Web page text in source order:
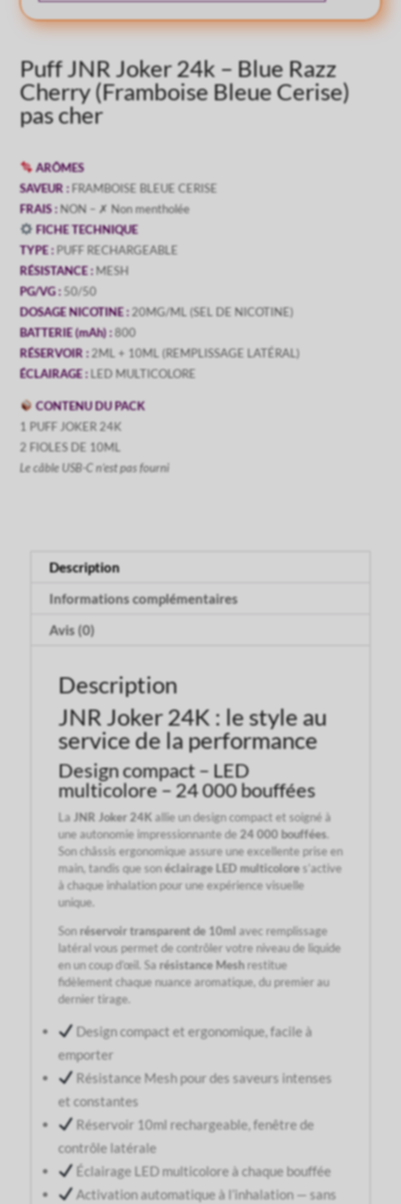
Puff JNR Joker 24k – Blue Razz
Cherry (Framboise Bleue Cerise)
pas cher
ARÔMES
SAVEUR :FRAMBOISE BLEUE CERISE
FRAIS :NON – ✗ Non mentholée
FICHE TECHNIQUE
TYPE :PUFF RECHARGEABLE
RÉSISTANCE :MESH
PG/VG :50/50
DOSAGE NICOTINE :20MG/ML (SEL DE NICOTINE)
BATTERIE (mAh) :800
RÉSERVOIR :2ML + 10ML (REMPLISSAGE LATÉRAL)
ÉCLAIRAGE :LED MULTICOLORE
CONTENU DU PACK
1 PUFF JOKER 24K
2 FIOLES DE 10ML
Le câble USB-C n’est pas fourni
Cerise)
Description
Informations complémentaires
Avis (0)
Description
JNR Joker 24K : le style au
service de la performance
Design compact – LED
multicolore – 24 000 bouffées
La JNR Joker 24Kallie un design compact et soigné à
une autonomie impressionnante de24 000 bouffées.
Son châssis ergonomique assure une excellente prise en
main, tandis que sonéclairage LED multicolores’active
à chaque inhalation pour une expérience visuelle
unique.
Sonréservoir transparent de 10ml avec remplissage
latéral vous permet de contrôler votre niveau de liquide
en un coup d’œil. Sarésistance Meshrestitue
fidèlement chaque nuance aromatique, du premier au
dernier tirage.
Design compact et ergonomique, facile à
emporter
Résistance Mesh pour des saveurs intenses
et constantes
Réservoir 10ml rechargeable, fenêtre de
contrôle latérale
Éclairage LED multicolore à chaque bouffée
Activation automatique à l’inhalation — sans